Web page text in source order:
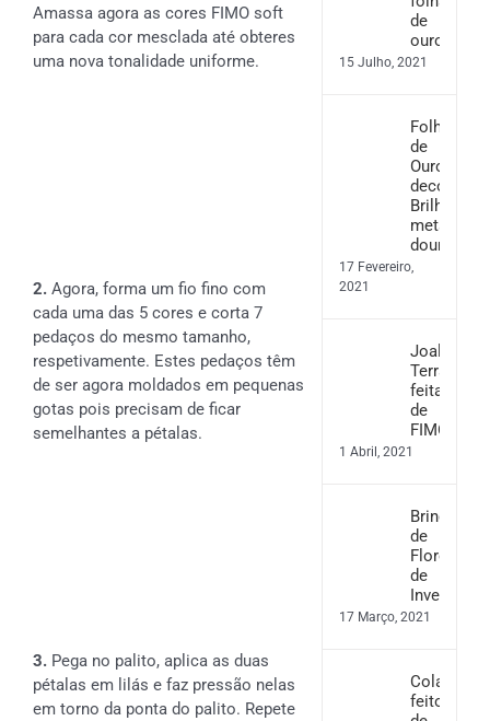
Amassa agora as cores FIMO soft
para cada cor mesclada até obteres
uma nova tonalidade uniforme.
2. Agora, forma um fio fino com
cada uma das 5 cores e corta 7
pedaços do mesmo tamanho,
respetivamente. Estes pedaços têm
de ser agora moldados em pequenas
gotas pois precisam de ficar
semelhantes a pétalas.
3. Pega no palito, aplica as duas
pétalas em lilás e faz pressão nelas
em torno da ponta do palito. Repete
de
ouro
15 Julho, 2021
Folha
de
Ouro
decorativo
Brilho
metálico
dourado
17 Fevereiro,
2021
Joalharia
Terrazzo
feita
de
FIMO
1 Abril, 2021
Brincos
de
Flores
de
Inverno
17 Março, 2021
Colar
feito